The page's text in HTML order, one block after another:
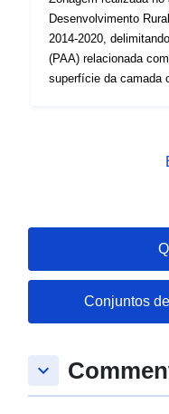
Desenvolvimento
2014-2020,
(PAA) relacionada
superfície da camada
subtramos
relação à trama verde.
Conjuntos
keyboard_arrow_down